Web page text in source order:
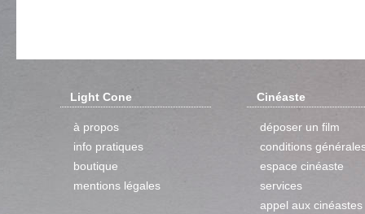
Light Cone
à propos
info pratiques
boutique
mentions légales
Cinéaste
déposer un film
conditions
espace cinéaste
services
appel aux cinéastes